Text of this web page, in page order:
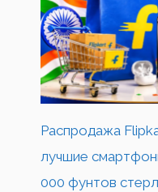
Распродажа
лучшие
000 фунтов